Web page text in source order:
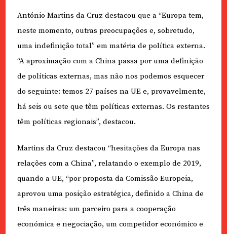
António Martins da Cruz destacou que a “Europa tem,
neste momento, outras preocupações e, sobretudo,
uma indefinição total” em matéria de política externa.
“A aproximação com a China passa por uma definição
de políticas externas, mas não nos podemos esquecer
do seguinte: temos 27 países na UE e, provavelmente,
há seis ou sete que têm políticas externas. Os restantes
têm políticas regionais”, destacou.
Martins da Cruz destacou “hesitações da Europa nas
relações com a China”, relatando o exemplo de 2019,
quando a UE, “por proposta da Comissão Europeia,
aprovou uma posição estratégica, definido a China de
três maneiras: um parceiro para a cooperação
económica e negociação, um competidor económico e